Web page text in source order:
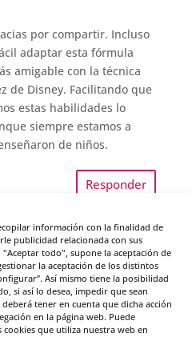
información con la finalidad de
publicidad relacionada con sus
todo", supone la aceptación de
la aceptación de los distintos
Así mismo tiene la posibilidad
si así lo desea, impedir que sean
tener en cuenta que dicha acción
en la página web. Puede
que utiliza nuestra web en
por compartir. Incluso
adaptar esta fórmula
amigable con la técnica
de Disney. Facilitando que
estas habilidades lo
siempre estamos a
de niños.
Responder